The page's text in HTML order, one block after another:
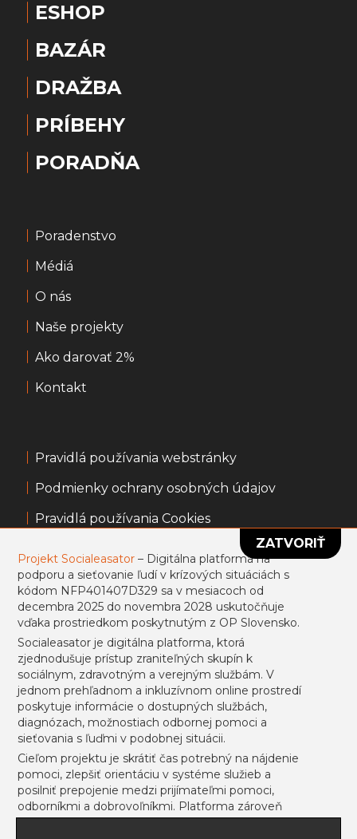
ZATVORIŤ
Projekt Socialeasator – Digitálna platforma na
podporu a sieťovanie ľudí v krízových situáciách s
kódom NFP401407D329 sa v mesiacoch od
decembra 2025 do novembra 2028 uskutočňuje
vďaka prostriedkom poskytnutým z OP Slovensko.
Socialeasator je digitálna platforma, ktorá
zjednodušuje prístup zraniteľných skupín k
sociálnym, zdravotným a verejným službám. V
jednom prehľadnom a inkluzívnom online prostredí
poskytuje informácie o dostupných službách,
diagnózach, možnostiach odbornej pomoci a
sieťovania s ľuďmi v podobnej situácii.
Cieľom projektu je skrátiť čas potrebný na nájdenie
pomoci, zlepšiť orientáciu v systéme služieb a
posilniť prepojenie medzi prijímateľmi pomoci,
odborníkmi a dobrovoľníkmi. Platforma zároveň
podporí informovanosť o inklúzii, sociálnej integrácii
ESHOP
BAZÁR
DRAŽBA
PRÍBEHY
PORADŇA
Poradenstvo
Médiá
O nás
Naše projekty
Ako darovať 2%
Kontakt
Pravidlá používania webstránky
Podmienky ochrany osobných údajov
Pravidlá používania Cookies
Všeobecné obchodné podmienky
Informácie k portálu usmevpredruhych.sk
Projekt sa uskutočňuje vďaka prostriedkom
poskytnutým z ESF.
Prihlásiť sa Registrovať
NEWSLETTER